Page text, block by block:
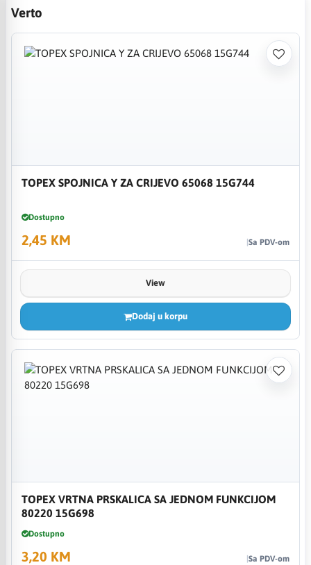
Verto
TOPEX SPOJNICA Y ZA CRIJEVO 65068 15G744
Dostupno
2,45 KM Sa PDV-om
View
Dodaj u korpu
TOPEX VRTNA PRSKALICA SA JEDNOM FUNKCIJOM
80220 15G698
Dostupno
3,20 KM Sa PDV-om